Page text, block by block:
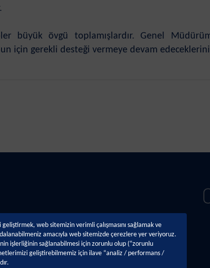
büyük övgü toplamışlardır. Genel
için gerekli desteği vermeye devam
Destek
web sitemizin verimli çalışmasını sağlamak ve
amacıyla web sitemizde çerezlere yer veriyoruz.
işlerliğinin sağlanabilmesi için zorunlu olup (“zorunlu
geliştirebilmemiz için ilave “analiz / performans /